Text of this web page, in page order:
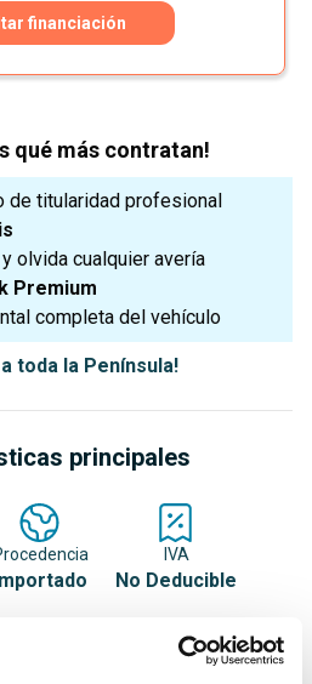
financiación
qué más contratan!
de titularidad profesional
y olvida cualquier avería
Premium
completa del vehículo
a toda la Península!
principales
Importado
IVA
No Deducible